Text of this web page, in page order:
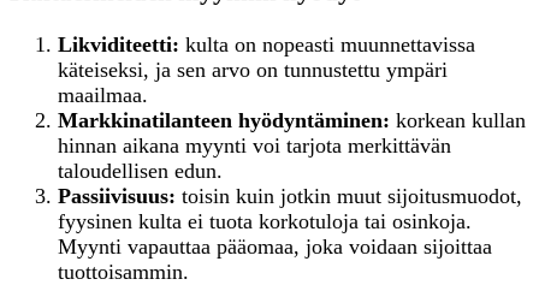
Likviditeetti: kulta on nopeasti muunnettavissa
käteiseksi, ja sen arvo on tunnustettu ympäri
maailmaa.
Markkinatilanteen hyödyntäminen: korkean kullan
hinnan aikana myynti voi tarjota merkittävän
taloudellisen edun.
Passiivisuus: toisin kuin jotkin muut sijoitusmuodot,
fyysinen kulta ei tuota korkotuloja tai osinkoja.
Myynti vapauttaa pääomaa, joka voidaan sijoittaa
tuottoisammin.